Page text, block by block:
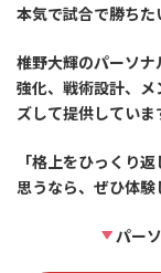
本気で試合で勝ちた
椎野大輝のパーソ
強化、戦術設計、
ズして提供していま
「格上をひっくり
思うなら、ぜひ体験
パー